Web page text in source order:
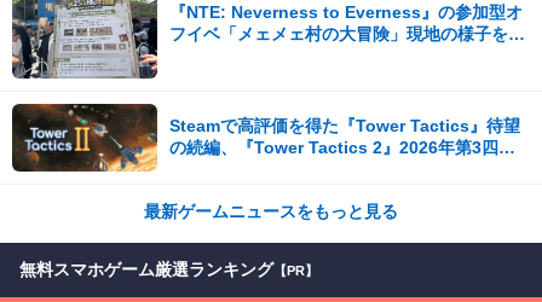
『NTE: Neverness to Everness』の参加型オ
フイベ「メェメェ村の大冒険」現地の様子をレ
Steamで高評価を得た『Tower Tactics』待望
の続編、『Tower Tactics 2』2026年第3四半
最新ゲームニュースをもっと見る
無料スマホゲーム厳選ランキング 【PR】